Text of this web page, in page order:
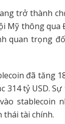
trở thành
Mỹ thông qua
quan trọng
đã tăng
314 tỷ USD.
stablecoin
tài chính.